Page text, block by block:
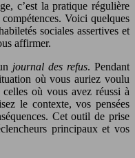
c’est la pratique régulière
Voici quelques
sociales assertives et
affirmer.
journal des refus. Pendant
où vous auriez voulu
où vous avez réussi à
le contexte, vos pensées
Cet outil de prise
principaux et vos